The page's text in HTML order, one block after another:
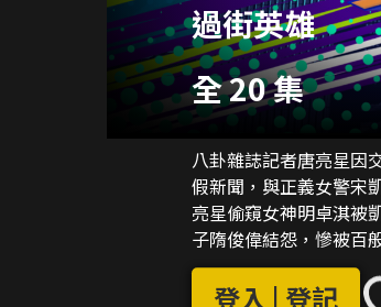
過街英雄
全 20 集
八卦雜誌記者唐亮星因
假新聞，與正義女警宋
亮星偷窺女神明卓淇被
子隋俊偉結怨，慘被百
漸自大起來！此時凱甄
登入 | 登記